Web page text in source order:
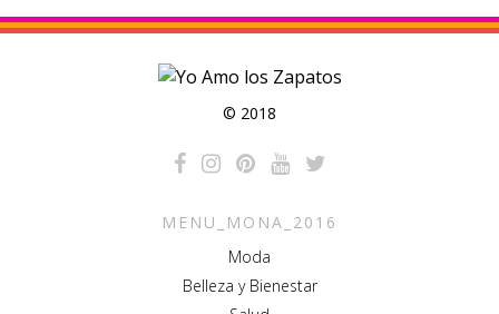
© 2018
MENU_MONA_2016
Moda
Belleza y Bienestar